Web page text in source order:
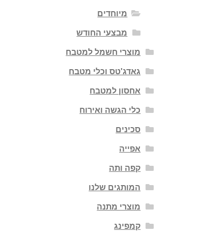
מיוחדים
מבצעי החודש
מוצרי חשמל למטבח
גאדג'טס וכלי מטבח
אחסון למטבח
כלי הגשה ואירוח
סכינים
אפייה
קפה ותה
המותגים שלנו
מוצרי מתנה
קמפינג